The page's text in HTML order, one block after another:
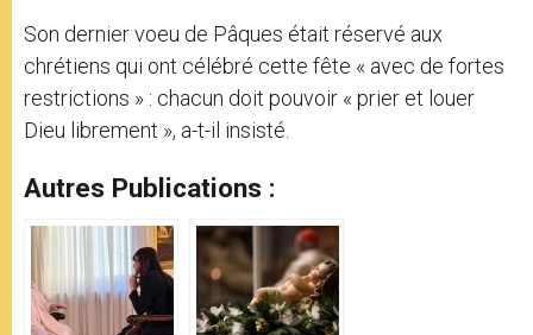
Son dernier voeu de Pâques était réservé aux
chrétiens qui ont célébré cette fête « avec de fortes
restrictions » : chacun doit pouvoir « prier et louer
Dieu librement », a-t-il insisté.
Autres Publications :